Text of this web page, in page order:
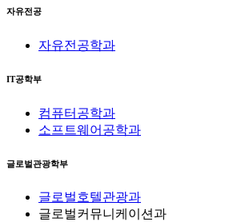
자유전공
자유전공학과
IT공학부
컴퓨터공학과
소프트웨어공학과
글로벌관광학부
글로벌호텔관광과
글로벌커뮤니케이션과